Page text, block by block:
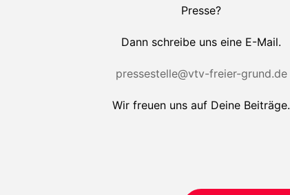
Presse?
Dann schreibe uns eine E-Mail.
pressestelle@vtv-freier-grund.de
Wir freuen uns auf Deine Beiträge.